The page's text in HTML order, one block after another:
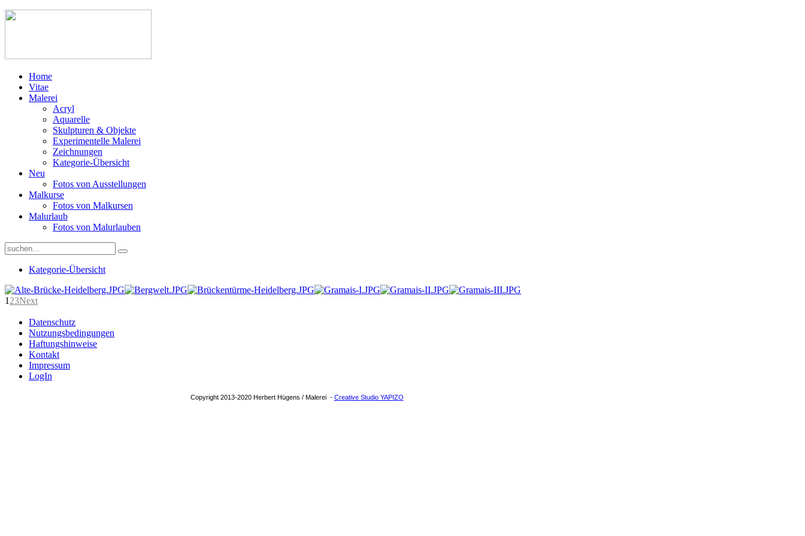
Home
Vitae
Malerei
Acryl
Aquarelle
Skulpturen & Objekte
Experimentelle Malerei
Zeichnungen
Kategorie-Übersicht
Neu
Fotos von Ausstellungen
Malkurse
Fotos von Malkursen
Malurlaub
Fotos von Malurlauben
Kategorie-Übersicht
1 23Next
Datenschutz
Nutzungsbedingungen
Haftungshinweise
Kontakt
Impressum
LogIn
Copyright 2013-2020 Herbert Hügens / Malerei - Creative Studio YAPIZO